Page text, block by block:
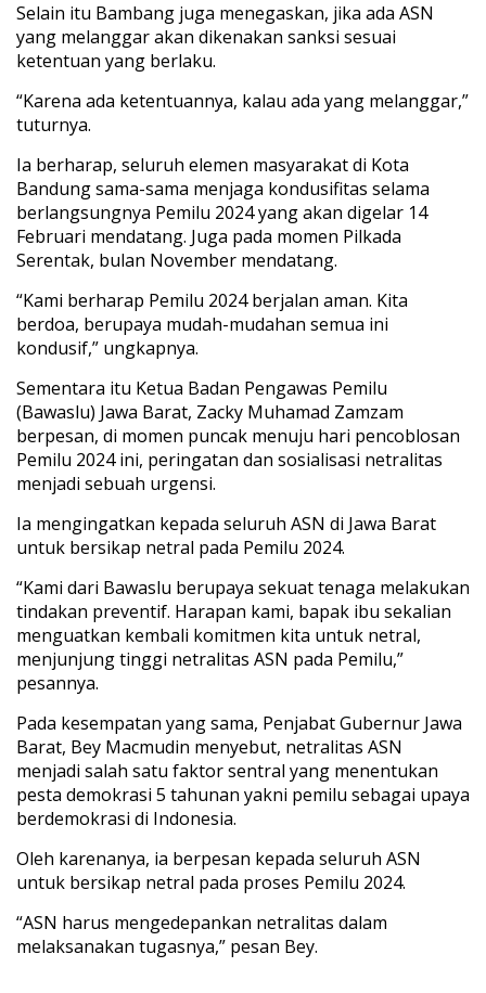
Selain itu Bambang juga menegaskan, jika ada ASN
yang melanggar akan dikenakan sanksi sesuai
ketentuan yang berlaku.
“Karena ada ketentuannya, kalau ada yang melanggar,”
tuturnya.
Ia berharap, seluruh elemen masyarakat di Kota
Bandung sama-sama menjaga kondusifitas selama
berlangsungnya Pemilu 2024 yang akan digelar 14
Februari mendatang. Juga pada momen Pilkada
Serentak, bulan November mendatang.
“Kami berharap Pemilu 2024 berjalan aman. Kita
berdoa, berupaya mudah-mudahan semua ini
kondusif,” ungkapnya.
Sementara itu Ketua Badan Pengawas Pemilu
(Bawaslu) Jawa Barat, Zacky Muhamad Zamzam
berpesan, di momen puncak menuju hari pencoblosan
Pemilu 2024 ini, peringatan dan sosialisasi netralitas
menjadi sebuah urgensi.
Ia mengingatkan kepada seluruh ASN di Jawa Barat
untuk bersikap netral pada Pemilu 2024.
“Kami dari Bawaslu berupaya sekuat tenaga melakukan
tindakan preventif. Harapan kami, bapak ibu sekalian
menguatkan kembali komitmen kita untuk netral,
menjunjung tinggi netralitas ASN pada Pemilu,”
pesannya.
Pada kesempatan yang sama, Penjabat Gubernur Jawa
Barat, Bey Macmudin menyebut, netralitas ASN
menjadi salah satu faktor sentral yang menentukan
pesta demokrasi 5 tahunan yakni pemilu sebagai upaya
berdemokrasi di Indonesia.
Oleh karenanya, ia berpesan kepada seluruh ASN
untuk bersikap netral pada proses Pemilu 2024.
“ASN harus mengedepankan netralitas dalam
melaksanakan tugasnya,” pesan Bey.